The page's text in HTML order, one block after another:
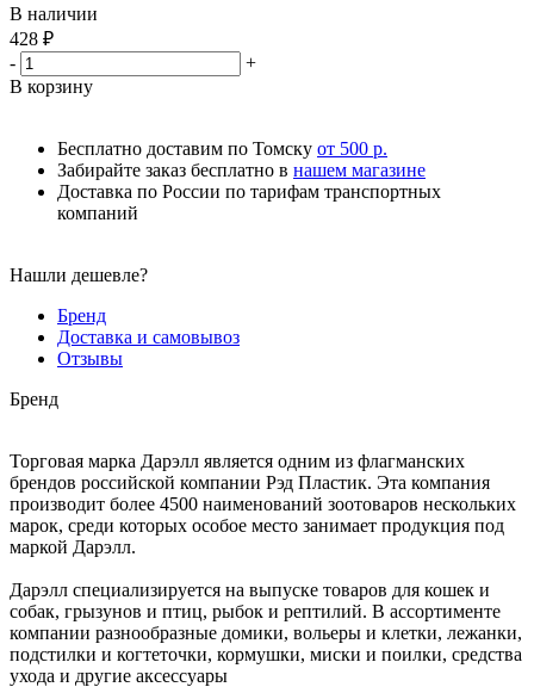
В наличии
428 ₽
-
+
В корзину
Бесплатно доставим по Томску от 500 р.
Забирайте заказ бесплатно в нашем магазине
Доставка по России по тарифам транспортных
компаний
Нашли дешевле?
Бренд
Доставка и самовывоз
Отзывы
Бренд
Торговая марка Дарэлл является одним из флагманских
брендов российской компании Рэд Пластик. Эта компания
производит более 4500 наименований зоотоваров нескольких
марок, среди которых особое место занимает продукция под
маркой Дарэлл.
Дарэлл специализируется на выпуске товаров для кошек и
собак, грызунов и птиц, рыбок и рептилий. В ассортименте
компании разнообразные домики, вольеры и клетки, лежанки,
подстилки и когтеточки, кормушки, миски и поилки, средства
ухода и другие аксессуары